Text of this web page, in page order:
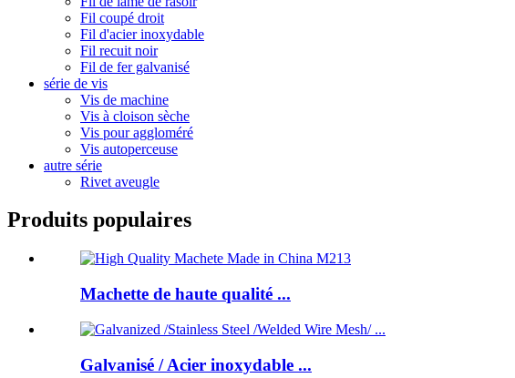
Fil coupé droit
Fil d'acier inoxydable
Fil recuit noir
Fil de fer galvanisé
série de vis
Vis de machine
Vis à cloison sèche
Vis pour aggloméré
Vis autoperceuse
autre série
Rivet aveugle
Produits populaires
Machette de haute qualité ...
Galvanisé / Acier inoxydable ...